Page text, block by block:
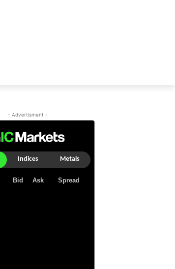
- Advertisment -